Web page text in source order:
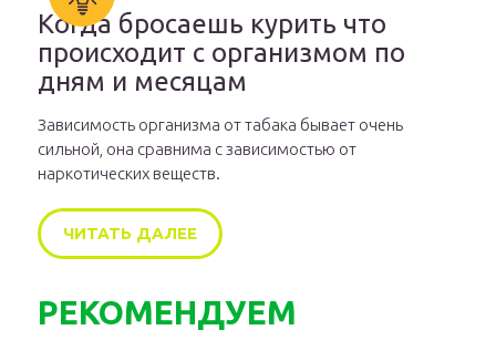
Когда бросаешь курить что
происходит с организмом по
дням и месяцам
Зависимость организма от табака бывает очень
сильной, она сравнима с зависимостью от
наркотических веществ.
ЧИТАТЬ ДАЛЕЕ
РЕКОМЕНДУЕМ